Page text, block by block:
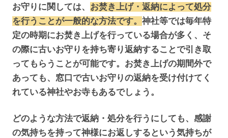
お守りに関しては、 お焚き上げ・返納によって処分
を行うことが一般的な方法です。 神社等では毎年特
定の時期にお焚き上げを行っている場合が多く、そ
の際に古いお守りを持ち寄り返納することで引き取
ってもらうことが可能です。お焚き上げの期間外で
あっても、窓口で古いお守りの返納を受け付けてく
れている神社やお寺もあるでしょう。
どのような方法で返納・処分を行うにしても、感謝
の気持ちを持って神様にお返しするという気持ちが